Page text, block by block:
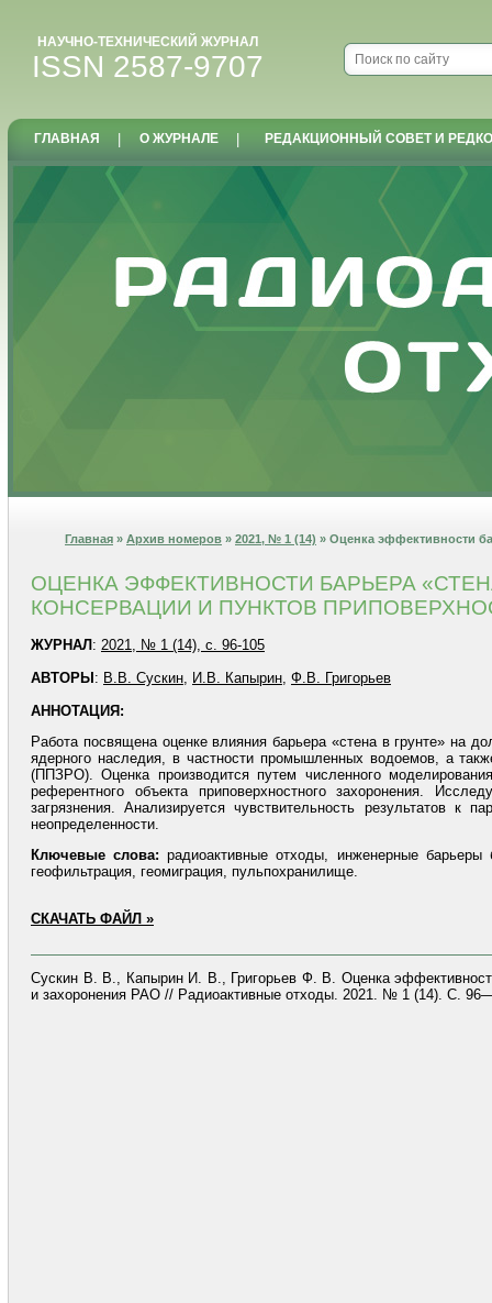
НАУЧНО-ТЕХНИЧЕСКИЙ ЖУРНАЛ
ISSN 2587-9707
ГЛАВНАЯ О ЖУРНАЛЕ РЕДАКЦИОННЫЙ СОВЕТ И
Главная » Архив номеров » 2021, № 1 (14) » Оценка эффективности
ОЦЕНКА ЭФФЕКТИВНОСТИ БАРЬЕРА
КОНСЕРВАЦИИ И ПУНКТОВ
ЖУРНАЛ : 2021, № 1 (14), с. 96-105
АВТОРЫ : В.В. Сускин, И.В. Капырин, Ф.В. Григорьев
АННОТАЦИЯ:
Работа посвящена оценке влияния барьера «стена в грунте» на
ядерного наследия, в частности промышленных водоемов, а
(ППЗРО). Оценка производится путем численного
референтного объекта приповерхностного захоронения.
загрязнения. Анализируется чувствительность результатов к
неопределенности.
Ключевые слова:радиоактивные отходы, инженерные барьеры
геофильтрация, геомиграция, пульпохранилище.
СКАЧАТЬ ФАЙЛ »
Сускин В. В., Капырин И. В., Григорьев Ф. В. Оценка
и захоронения РАО // Радиоактивные отходы. 2021. № 1 (14). С.